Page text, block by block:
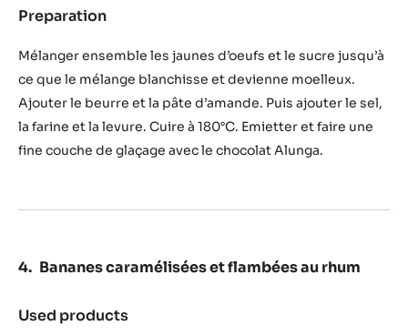
Preparation
breton
aux
amandes
Mélanger ensemble les jaunes d’oeufs et le sucre jusqu’à
ce que le mélange blanchisse et devienne moelleux.
Ajouter le beurre et la pâte d’amande. Puis ajouter le sel,
la farine et la levure. Cuire à 180°C. Emietter et faire une
fine couche de glaçage avec le chocolat Alunga.
Bananes caramélisées et flambées au rhum
Used products